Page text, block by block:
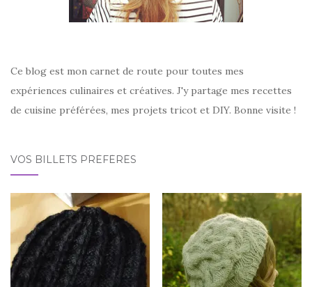
Ce blog est mon carnet de route pour toutes mes
expériences culinaires et créatives. J'y partage mes recettes
de cuisine préférées, mes projets tricot et DIY. Bonne visite !
VOS BILLETS PRÉFÉRÉS